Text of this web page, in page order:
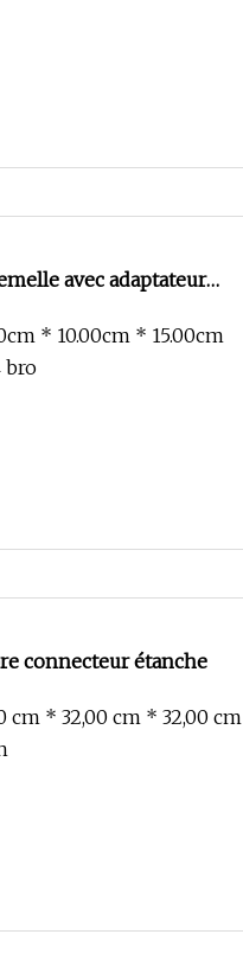
avec adaptateur
* 10.00cm * 15.00cm
bro
connecteur étanche
* 32,00 cm * 32,00 cm